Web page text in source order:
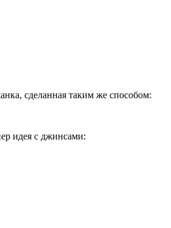
сделанная таким же способом:
идея с джинсами: